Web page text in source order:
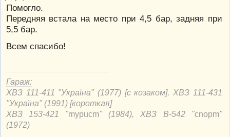
Помогло.
Передняя встала на место при 4,5 бар, задняя при
5,5 бар.
Всем спасибо!
Гараж:
ХВЗ 111-411 "Україна" (1977) [с козаком], ХВЗ 111-431
"Україна" (1991) [короткая]
ХВЗ 153-421 "mypucm" (1984), ХВЗ В-542 "cnорm"
(1972)